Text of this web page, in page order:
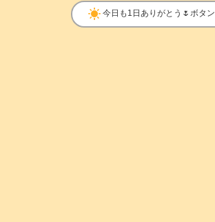
clear_day 今日も1日ありがとう🌷ボタン